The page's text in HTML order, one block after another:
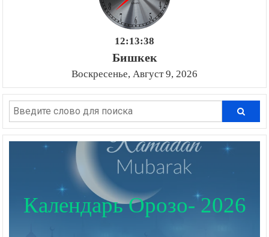
12:13:40
Бишкек
Воскресенье, Август 9, 2026
Календарь Орозо- 2026